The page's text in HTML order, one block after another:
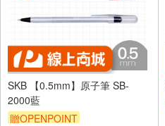
SKB 【0.5mm】原子筆 SB-
2000藍
贈OPENPOINT